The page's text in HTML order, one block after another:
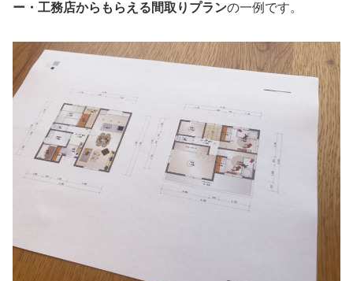
ー・工務店からもらえる間取りプランの一例です。